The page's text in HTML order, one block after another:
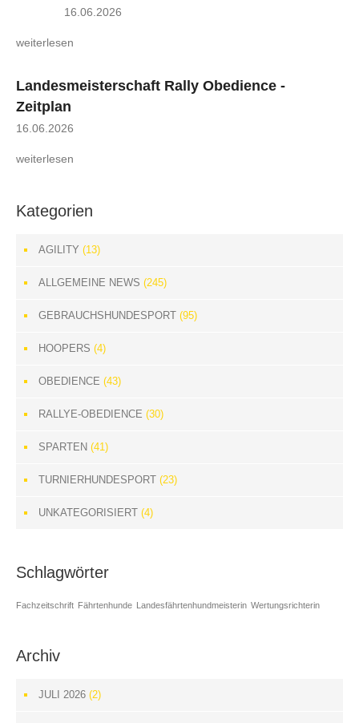
16.06.2026
weiterlesen
Landesmeisterschaft Rally Obedience -
Zeitplan
16.06.2026
weiterlesen
Kategorien
AGILITY (13)
ALLGEMEINE NEWS (245)
GEBRAUCHSHUNDESPORT (95)
HOOPERS (4)
OBEDIENCE (43)
RALLYE-OBEDIENCE (30)
SPARTEN (41)
TURNIERHUNDESPORT (23)
UNKATEGORISIERT (4)
Schlagwörter
Fachzeitschrift Fährtenhunde Landesfährtenhundmeisterin Wertungsrichterin
Archiv
JULI 2026 (2)